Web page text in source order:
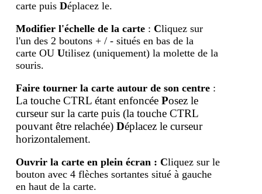
carte puisDéplacez le.
Modifier l'échelle de la carte :Cliquez sur
l'un des 2 boutons + / - situés en bas de la
carte OUUtilisez (uniquement) la molette de la
souris.
Faire tourner la carte autour de son centre :
La touche CTRL étant enfoncéePosez le
curseur sur la carte puis (la toucheCTRL
pouvant être relachée)Déplacez le curseur
horizontalement.
Ouvrir la carte en plein écran :Cliquez sur le
bouton avec 4 flèches sortantes situé à gauche
en haut de la carte.